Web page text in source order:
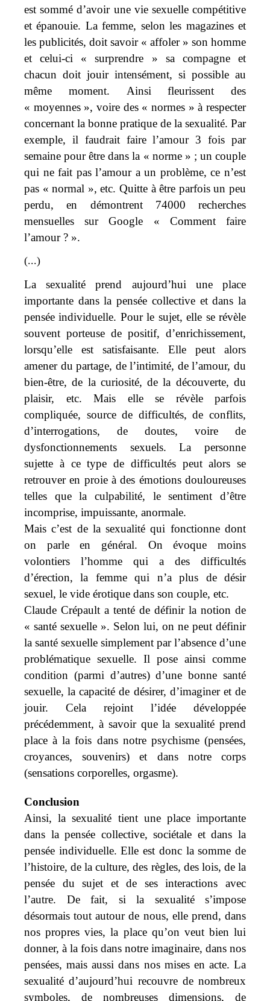
est sommé d’avoir une vie sexuelle compétitive
et épanouie. La femme, selon les magazines et
les publicités, doit savoir « affoler » son homme
et celui-ci « surprendre » sa compagne et
chacun doit jouir intensément, si possible au
même moment. Ainsi fleurissent des
« moyennes », voire des « normes » à respecter
concernant la bonne pratique de la sexualité. Par
exemple, il faudrait faire l’amour 3 fois par
semaine pour être dans la « norme » ; un couple
qui ne fait pas l’amour a un problème, ce n’est
pas « normal », etc. Quitte à être parfois un peu
perdu, en démontrent 74000 recherches
mensuelles sur Google « Comment faire
l’amour ? ».
(...)
La sexualité prend aujourd’hui une place
importante dans la pensée collective et dans la
pensée individuelle. Pour le sujet, elle se révèle
souvent porteuse de positif, d’enrichissement,
lorsqu’elle est satisfaisante. Elle peut alors
amener du partage, de l’intimité, de l’amour, du
bien-être, de la curiosité, de la découverte, du
plaisir, etc. Mais elle se révèle parfois
compliquée, source de difficultés, de conflits,
d’interrogations, de doutes, voire de
dysfonctionnements sexuels. La personne
sujette à ce type de difficultés peut alors se
retrouver en proie à des émotions douloureuses
telles que la culpabilité, le sentiment d’être
incomprise, impuissante, anormale.
Mais c’est de la sexualité qui fonctionne dont
on parle en général. On évoque moins
volontiers l’homme qui a des difficultés
d’érection, la femme qui n’a plus de désir
sexuel, le vide érotique dans son couple, etc.
Claude Crépault a tenté de définir la notion de
« santé sexuelle ». Selon lui, on ne peut définir
la santé sexuelle simplement par l’absence d’une
problématique sexuelle. Il pose ainsi comme
condition (parmi d’autres) d’une bonne santé
sexuelle, la capacité de désirer, d’imaginer et de
jouir. Cela rejoint l’idée développée
précédemment, à savoir que la sexualité prend
place à la fois dans notre psychisme (pensées,
croyances, souvenirs) et dans notre corps
(sensations corporelles, orgasme).
Conclusion
Ainsi, la sexualité tient une place importante
dans la pensée collective, sociétale et dans la
pensée individuelle. Elle est donc la somme de
l’histoire, de la culture, des règles, des lois, de la
pensée du sujet et de ses interactions avec
l’autre. De fait, si la sexualité s’impose
désormais tout autour de nous, elle prend, dans
nos propres vies, la place qu’on veut bien lui
donner, à la fois dans notre imaginaire, dans nos
pensées, mais aussi dans nos mises en acte. La
sexualité d’aujourd’hui recouvre de nombreux
symboles, de nombreuses dimensions, de